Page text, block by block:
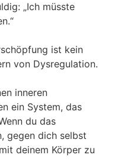
„Ich müsste
ist kein
von Dysregulation.
inneren
ein System, das
du das
gegen dich selbst
deinem Körper zu